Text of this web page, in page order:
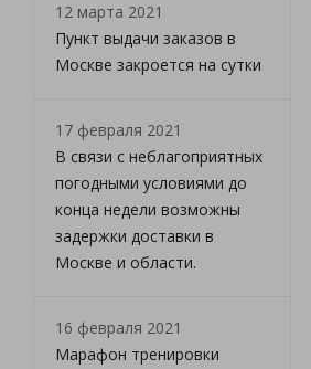
12 марта 2021
Пункт выдачи заказов в
Москве закроется на сутки
17 февраля 2021
В связи с неблагоприятных
погодными условиями до
конца недели возможны
задержки доставки в
Москве и области.
16 февраля 2021
Марафон тренировки